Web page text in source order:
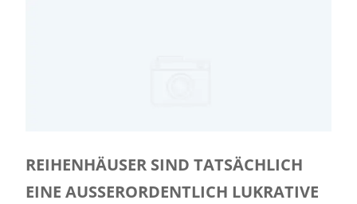
REIHENHÄUSER SIND TATSÄCHLICH
EINE AUSSERORDENTLICH LUKRATIVE A